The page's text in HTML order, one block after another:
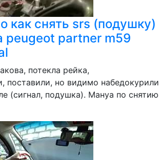
как снять srs (подушку)
peugeot partner m59
потекла рейка,
поставили, но видимо набедокурили
(сигнал, подушка). Мануа по снятию